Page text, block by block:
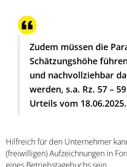
Zudem müssen die
Schätzungshöhe
und nachvollziehbar
werden, s.a. Rz. 57 –
Urteils vom 18.06.2025.
Hilfreich für den Unternehmer
(freiwilligen) Aufzeichnungen in